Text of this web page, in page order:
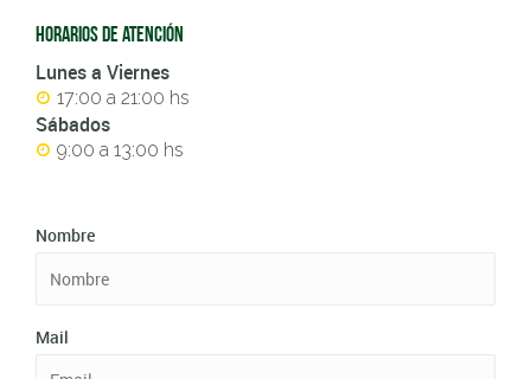
Horarios de atención
Lunes a Viernes
17:00 a 21:00 hs
Sábados
9:00 a 13:00 hs
Nombre
Mail